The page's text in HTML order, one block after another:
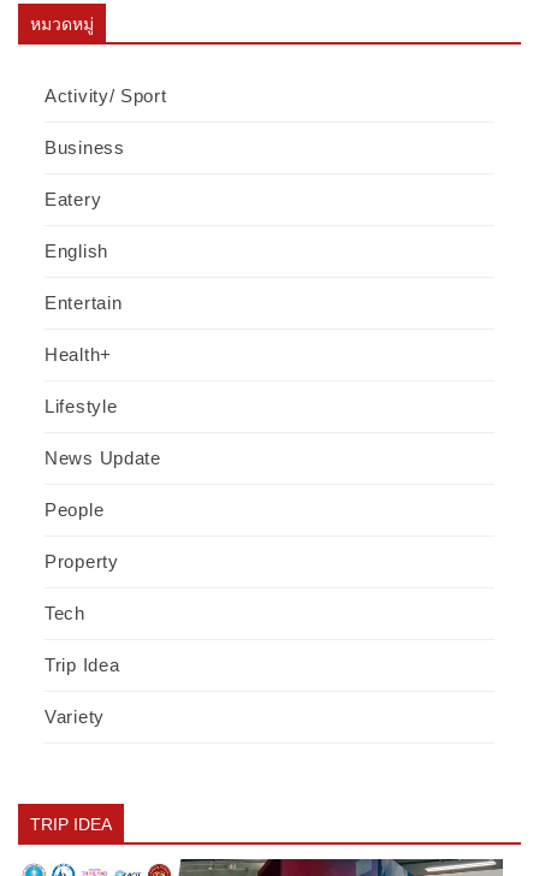
หมวดหมู่
Activity/ Sport
Business
Eatery
English
Entertain
Health+
Lifestyle
News Update
People
Property
Tech
Trip Idea
Variety
TRIP IDEA